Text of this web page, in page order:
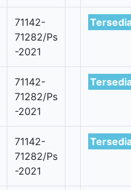
71142-
71282/Ps
-2021
71142-
71282/Ps
-2021
71142-
71282/Ps
-2021